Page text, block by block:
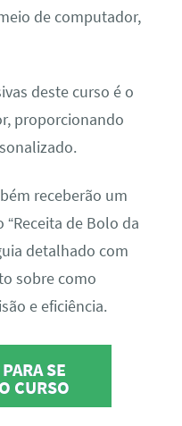
de computador,
deste curso é o
proporcionando
receberão um
de Bolo da
detalhado com
sobre como
e eficiência.
SE
CURSO